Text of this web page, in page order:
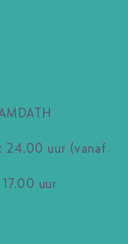
24.00 uur (vanaf
uur